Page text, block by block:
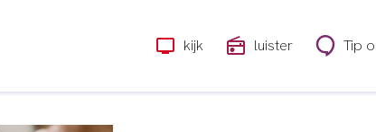
kijk luister Tip